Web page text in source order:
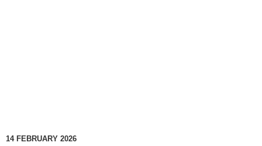
14 FEBRUARY 2026